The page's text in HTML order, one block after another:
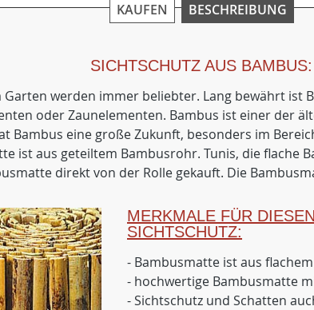
KAUFEN BESCHREIBUNG
SICHTSCHUTZ AUS BAMBUS:
werden immer beliebter. Lang bewährt ist
oder Zaunelementen. Bambus ist einer der
Bambus eine große Zukunft, besonders im
ist aus geteiltem Bambusrohr. Tunis, die
direkt von der Rolle gekauft. Die
MERKMALE FÜR
SICHTSCHUTZ:
- Bambusmatte ist aus
- hochwertige Bambusmatte
- Sichtschutz und Schatten